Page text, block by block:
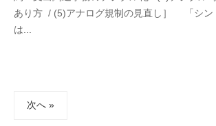
あり方 / (5)アナログ規制の見直し］ 「シン
は...
次へ »